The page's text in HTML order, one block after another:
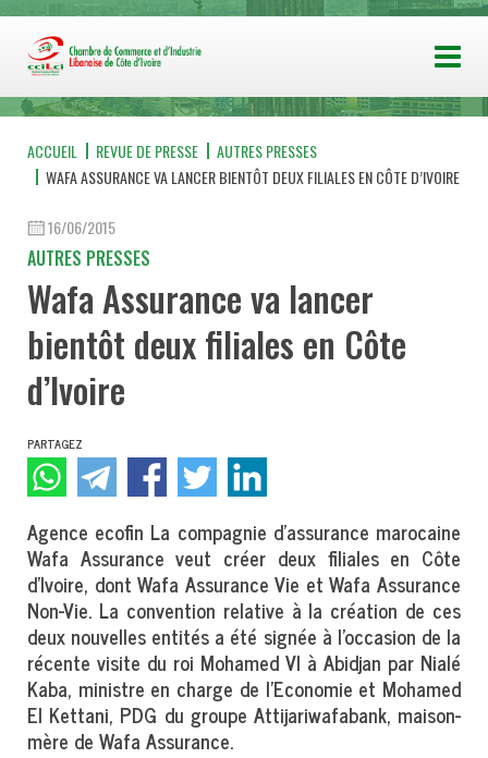
ACCUEIL REVUE DE PRESSE
AUTRES PRESSES
WAFA ASSURANCE VA LANCER BIENTÔT DEUX FILIALES EN CÔTE D’IVOIRE
16/06/2015
AUTRES PRESSES
Wafa Assurance va lancer
bientôt deux filiales en Côte
d’Ivoire
PARTAGEZ
Agence ecofin La compagnie d’assurance marocaine
Wafa Assurance veut créer deux filiales en Côte
d’Ivoire, dont Wafa Assurance Vie et Wafa Assurance
Non-Vie. La convention relative à la création de ces
deux nouvelles entités a été signée à l’occasion de la
récente visite du roi Mohamed VI à Abidjan par Nialé
Kaba, ministre en charge de l’Economie et Mohamed
El Kettani, PDG du groupe Attijariwafabank, maison-
mère de Wafa Assurance.